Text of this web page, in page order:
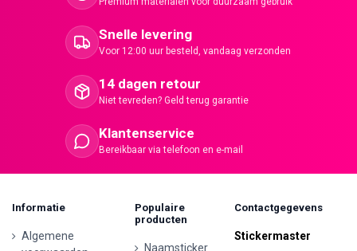
Snelle levering
Voor 12:00 uur besteld, vandaag verzonden
14 dagen retour
Niet tevreden? Geld terug garantie
Klantenservice
Bereikbaar via telefoon en e-mail
Informatie
Algemene
Populaire
producten
Naamsticker
Contactgegevens
Stickermaster